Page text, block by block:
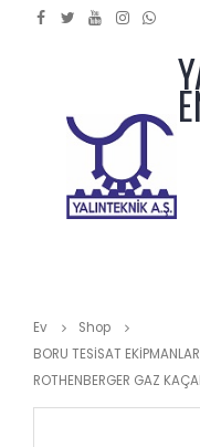
Ev
Shop
BORU TESİSAT
ROTHENBERGER GAZ